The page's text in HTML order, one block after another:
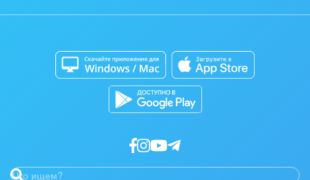
IT, Интернет
Консалтинговые и управленческие услуги
Культурные события, спорт, шоу-бизнес
Мебель, лес, деревообработка
Медицина и фармацевтика
Каталог приложений
Разработчикам приложений